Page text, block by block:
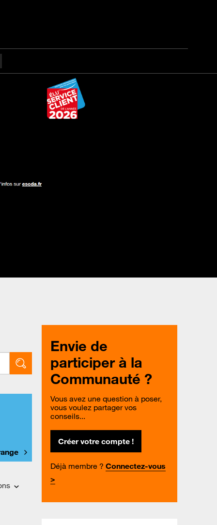
Envie de
participer à la
Communauté ?
Vous avez une question à poser,
vous voulez partager vos
conseils...
Créer votre compte !
Déjà membre ? Connectez-vous
>